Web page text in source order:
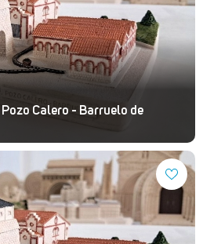
Calero - Barruelo de